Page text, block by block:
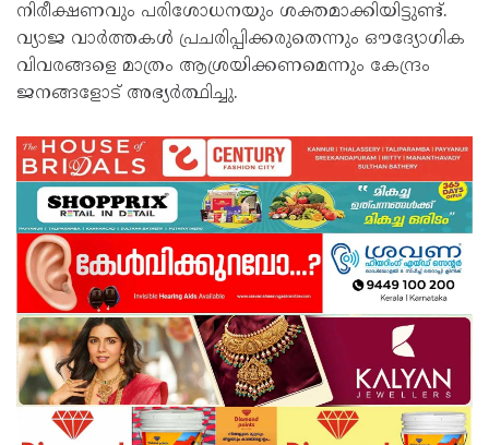
നിരീക്ഷണവും പരിശോധനയും ശക്തമാക്കിയിട്ടുണ്ട്.
വ്യാജ വാർത്തകൾ പ്രചരിപ്പിക്കരുതെന്നും ഔദ്യോഗിക
വിവരങ്ങളെ മാത്രം ആശ്രയിക്കണമെന്നും കേന്ദ്രം
ജനങ്ങളോട് അഭ്യർത്ഥിച്ചു.